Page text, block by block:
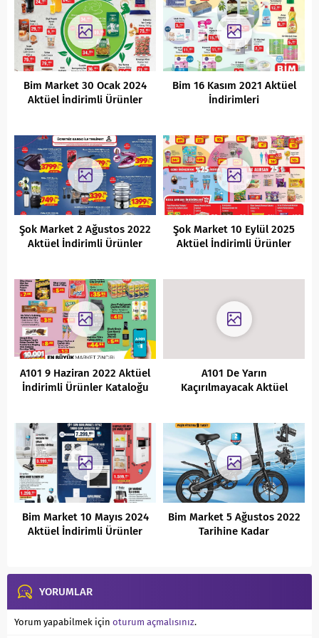
Bim Market 30 Ocak 2024
Aktüel İndirimli Ürünler
Bim 16 Kasım 2021 Aktüel
İndirimleri
Şok Market 2 Ağustos 2022
Aktüel İndirimli Ürünler
Şok Market 10 Eylül 2025
Aktüel İndirimli Ürünler
A101 9 Haziran 2022 Aktüel
İndirimli Ürünler Kataloğu
A101 De Yarın
Kaçırılmayacak Aktüel
Bim Market 10 Mayıs 2024
Aktüel İndirimli Ürünler
Bim Market 5 Ağustos 2022
Tarihine Kadar
YORUMLAR
Yorum yapabilmek için oturum açmalısınız.